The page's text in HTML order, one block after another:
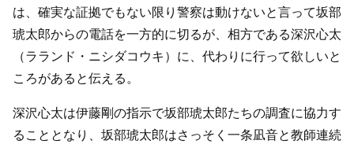
は、確実な証拠でもない限り警察は動けないと言って坂部
琥太郎からの電話を一方的に切るが、相方である深沢心太
（ラランド・ニシダコウキ）に、代わりに行って欲しいと
ころがあると伝える。
深沢心太は伊藤剛の指示で坂部琥太郎たちの調査に協力す
ることとなり、坂部琥太郎はさっそく一条凪音と教師連続